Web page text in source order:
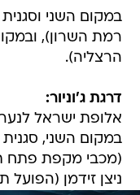
במקום השני
רמת השרון),
הרצליה).
דרגת ג'וניור:
אלופת ישראל
במקום השני,
(מכבי מקפת פתח
ניצן זידמן (הפועל